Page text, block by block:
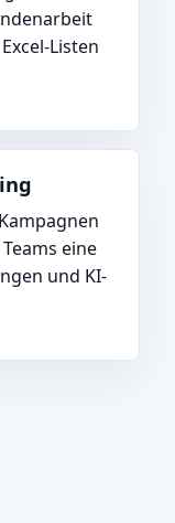
Listen
eine
und KI-